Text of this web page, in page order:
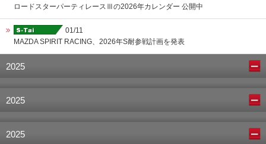
ロードスターパーティレースⅢの2026年カレンダー 公開中
01/11
MAZDA SPIRIT RACING、2026年S耐参戦計画を発表
2025
2025
2025